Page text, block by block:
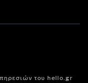
του hello.gr